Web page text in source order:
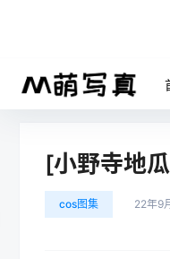
[小野寺地
cos图集 22年9